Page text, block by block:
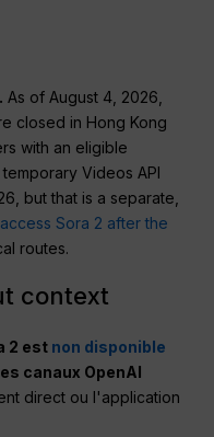
As of August 4, 2026,
closed in Hong Kong
with an eligible
Videos API
but that is a separate,
Sora 2 after the
routes.
context
2 est non disponible
canaux OpenAI
direct ou l'application